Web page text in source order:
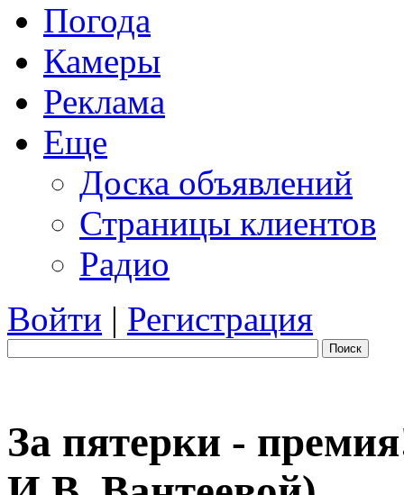
Погода
Камеры
Реклама
Еще
Доска объявлений
Страницы клиентов
Радио
Войти | Регистрация
Поиск
За пятерки -